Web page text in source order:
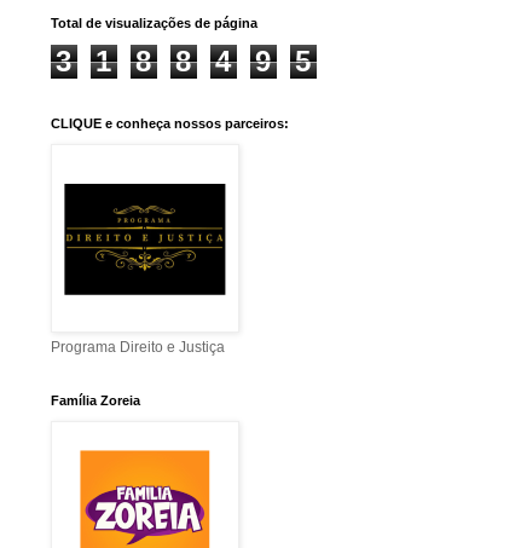
Total de visualizações de página
3 1 8 8 4 9 5
CLIQUE e conheça nossos parceiros:
Programa Direito e Justiça
Família Zoreia